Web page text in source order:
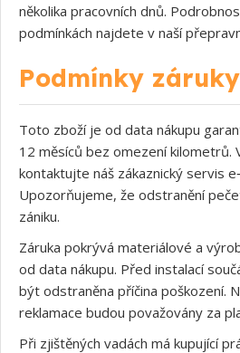
několika pracovních dnů.
podmínkách najdete v naší
Podmínky záruky
Toto zboží je od data nákupu
12 měsíců bez omezení kilometrů.
kontaktujte náš zákaznický servis
Upozorňujeme, že odstranění
zániku.
Záruka pokrývá materiálové a
od data nákupu. Před instalací
být odstraněna příčina poškození.
reklamace budou považovány za
Při zjištěných vadách má kupující